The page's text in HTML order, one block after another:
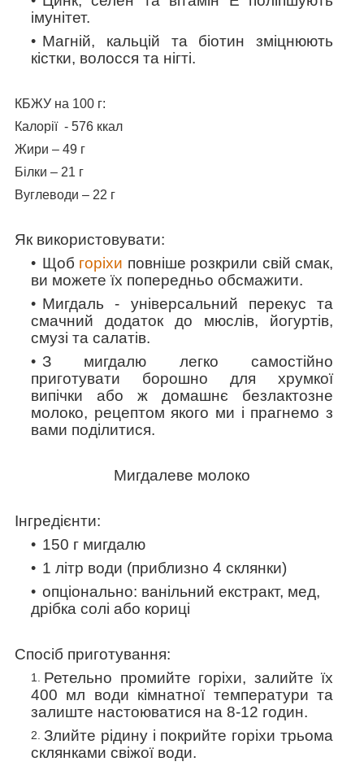
імунітет.
Магній, кальцій та біотин зміцнюють
кістки, волосся та нігті.
КБЖУ на 100 г:
Калорії - 576 ккал
Жири – 49 г
Білки – 21 г
Вуглеводи – 22 г
Як використовувати:
Щоб горіхи повніше розкрили свій смак,
ви можете їх попередньо обсмажити.
Мигдаль - універсальний перекус та
смачний додаток до мюслів, йогуртів,
смузі та салатів.
З мигдалю легко самостійно
приготувати борошно для хрумкої
випічки або ж домашнє безлактозне
молоко, рецептом якого ми і прагнемо з
вами поділитися.
Мигдалеве молоко
Інгредієнти:
150 г мигдалю
1 літр води (приблизно 4 склянки)
опціонально: ванільний екстракт, мед,
дрібка солі або кориці
Спосіб приготування:
Ретельно промийте горіхи, залийте їх
400 мл води кімнатної температури та
залиште настоюватися на 8-12 годин.
Злийте рідину і покрийте горіхи трьома
склянками свіжої води.